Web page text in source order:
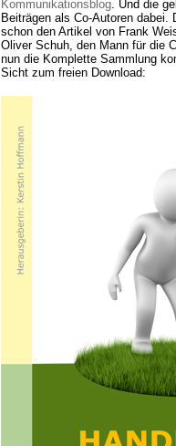
Kommunikationsblog. Und die
Beiträgen als Co-Autoren dabei.
schon den Artikel von Frank
Oliver Schuh, den Mann für die
nun die Komplette Sammlung
Sicht zum freien Download: